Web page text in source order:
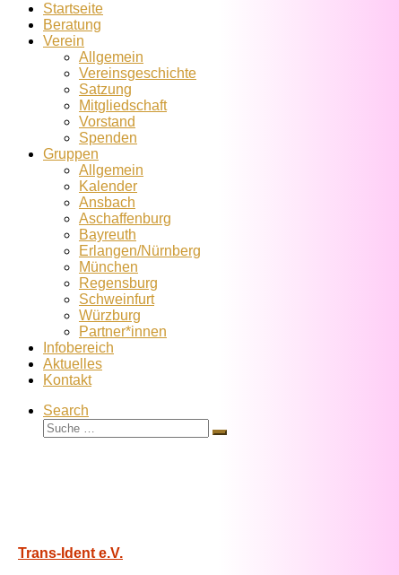
Startseite
Beratung
Verein
Allgemein
Vereins­geschichte
Satzung
Mitglied­schaft
Vorstand
Spenden
Gruppen
Allgemein
Kalender
Ansbach
Aschaffenburg
Bayreuth
Erlangen/Nürnberg
München
Regensburg
Schweinfurt
Würzburg
Partner*innen
Infobereich
Aktuelles
Kontakt
Search
Suche
Suche
Trans-Ident e.V.